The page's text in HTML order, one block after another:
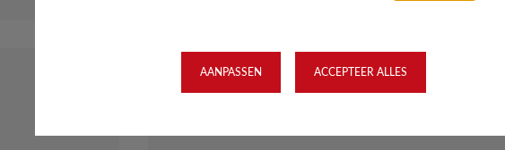
AANPASSEN ACCEPTEER ALLES